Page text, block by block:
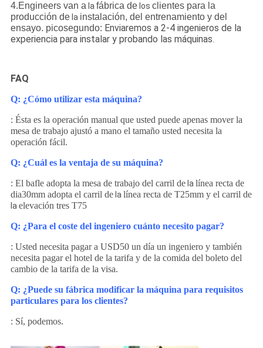
4.Engineers van alafábrica delos clientes para la
producción dela instalación, del entrenamiento y del
ensayo. picosegundo: Enviaremos a 2-4 ingenieros de la
experiencia para instalar y probando las máquinas.
FAQ
Q: ¿Cómo utilizar esta máquina?
: Ésta es la operación manual que usted puede apenas mover la
mesa de trabajo ajustó a mano el tamaño usted necesita la
operación fácil.
Q: ¿Cuál es la ventaja de su máquina?
: El bafle adopta la mesa de trabajo del carril delalínea recta de
dia30mm adopta el carril delalínea recta de T25mm y el carril de
laelevación tres T75
Q: ¿Para el coste del ingeniero cuánto necesito pagar?
: Usted necesita pagar a USD50 un día un ingeniero y también
necesita pagar el hotel de la tarifa y de la comida del boleto del
cambio de la tarifa de la visa.
Q: ¿Puede su fábrica modificar la máquina para requisitos
particulares para los clientes?
: Sí, podemos.